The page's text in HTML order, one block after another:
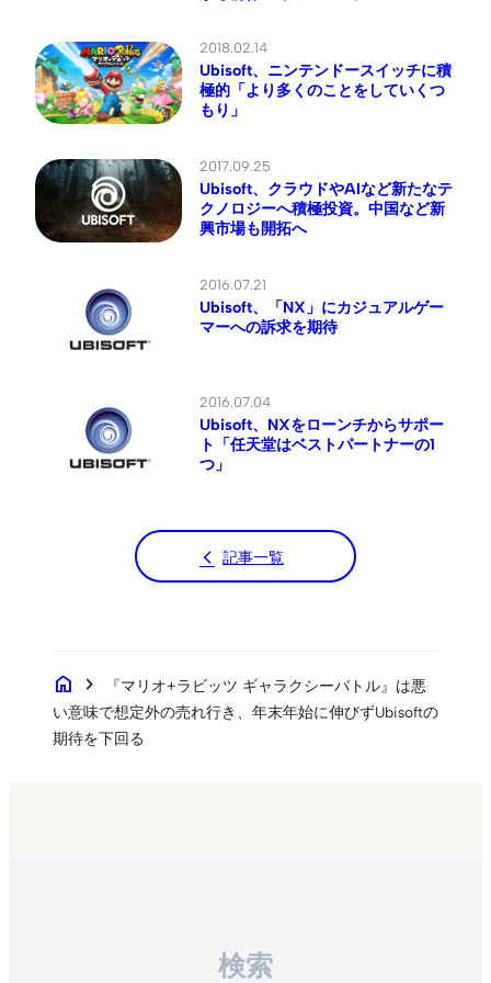
2018.02.14
Ubisoft、ニンテンドースイッチに積
極的「より多くのことをしていくつ
もり」
2017.09.25
Ubisoft、クラウドやAIなど新たなテ
クノロジーへ積極投資。中国など新
興市場も開拓へ
2016.07.21
Ubisoft、「NX」にカジュアルゲー
マーへの訴求を期待
2016.07.04
Ubisoft、NXをローンチからサポー
ト「任天堂はベストパートナーの1
つ」
記事一覧
home chevron_right
『マリオ+ラビッツ ギャラクシーバトル』は悪
い意味で想定外の売れ行き、年末年始に伸びずUbisoftの
期待を下回る
検索